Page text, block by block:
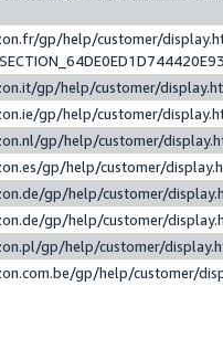
gp/help/customer/
gp/help/customer/
gp/help/customer/
gp/help/customer/
gp/help/customer/
gp/help/customer/
gp/help/customer/
gp/help/customer/
gp/help/customer/